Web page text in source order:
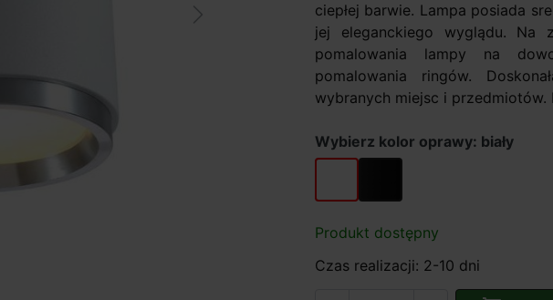
ciepłej barwie. Lampa posiada
jej eleganckiego wyglądu. Na
pomalowania lampy na
pomalowania ringów.
wybranych miejsc i przedmiotów.
Wybierz kolor oprawy: biały
biały czarny
Produkt dostępny
Czas realizacji: 2-10 dni